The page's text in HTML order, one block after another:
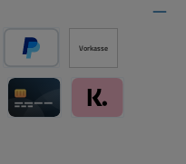
über PayPal
Später Bezahlen über PayPal
Vorkasse